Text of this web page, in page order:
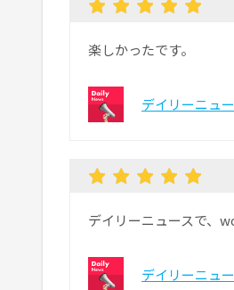
楽しかったです。
デイリーニュ
デイリーニュースで、
デイリーニュ